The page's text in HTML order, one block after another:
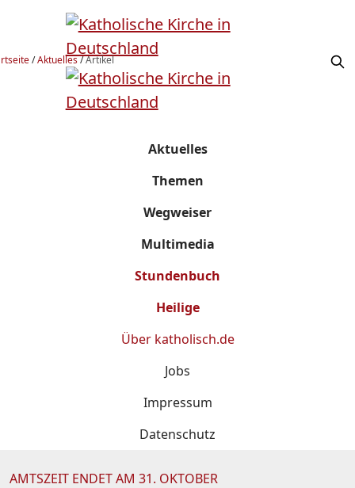
/Aktuelles/Artikel
Aktuelles
Themen
Wegweiser
Multimedia
Stundenbuch
Heilige
Über katholisch.de
Jobs
Impressum
Datenschutz
AMTSZEIT ENDET AM 31. OKTOBER